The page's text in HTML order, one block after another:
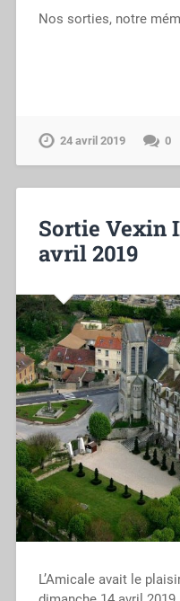
Nos sorties, notre
24 avril 2019 0
Sortie Vexin
avril 2019
L’Amicale avait le